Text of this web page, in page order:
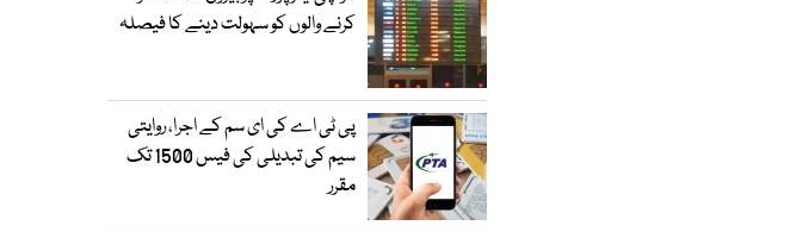
کرنے والوں کو سہولت دینے کا فیصلہ
پی ٹی اے کی ای سم کے اجرا، روایتی
سیم کی تبدیلی کی فیس 1500 تک
مقرر